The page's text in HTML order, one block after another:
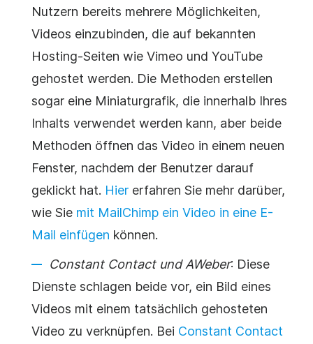
Nutzern bereits mehrere Möglichkeiten,
Videos einzubinden, die auf bekannten
Hosting-Seiten wie Vimeo und YouTube
gehostet werden. Die Methoden erstellen
sogar eine Miniaturgrafik, die innerhalb Ihres
Inhalts verwendet werden kann, aber beide
Methoden öffnen das Video in einem neuen
Fenster, nachdem der Benutzer darauf
geklickt hat. Hier erfahren Sie mehr darüber,
wie Sie mit MailChimp ein Video in eine E-
Mail einfügen können.
Constant Contact und AWeber: Diese
Dienste schlagen beide vor, ein Bild eines
Videos mit einem tatsächlich gehosteten
Video zu verknüpfen. Bei Constant Contact